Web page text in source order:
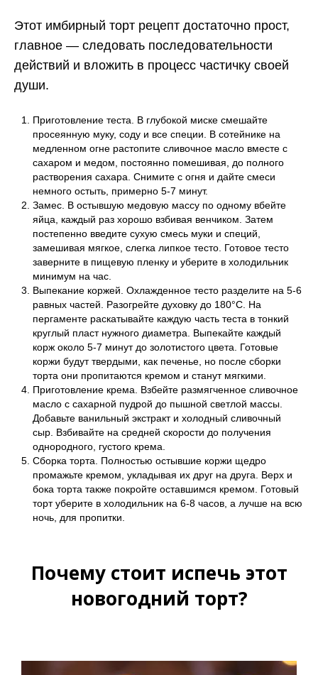
Этот имбирный торт рецепт достаточно прост,
главное — следовать последовательности
действий и вложить в процесс частичку своей
души.
Приготовление теста. В глубокой миске смешайте
просеянную муку, соду и все специи. В сотейнике на
медленном огне растопите сливочное масло вместе с
сахаром и медом, постоянно помешивая, до полного
растворения сахара. Снимите с огня и дайте смеси
немного остыть, примерно 5-7 минут.
Замес. В остывшую медовую массу по одному вбейте
яйца, каждый раз хорошо взбивая венчиком. Затем
постепенно введите сухую смесь муки и специй,
замешивая мягкое, слегка липкое тесто. Готовое тесто
заверните в пищевую пленку и уберите в холодильник
минимум на час.
Выпекание коржей. Охлажденное тесто разделите на 5-6
равных частей. Разогрейте духовку до 180°C. На
пергаменте раскатывайте каждую часть теста в тонкий
круглый пласт нужного диаметра. Выпекайте каждый
корж около 5-7 минут до золотистого цвета. Готовые
коржи будут твердыми, как печенье, но после сборки
торта они пропитаются кремом и станут мягкими.
Приготовление крема. Взбейте размягченное сливочное
масло с сахарной пудрой до пышной светлой массы.
Добавьте ванильный экстракт и холодный сливочный
сыр. Взбивайте на средней скорости до получения
однородного, густого крема.
Сборка торта. Полностью остывшие коржи щедро
промажьте кремом, укладывая их друг на друга. Верх и
бока торта также покройте оставшимся кремом. Готовый
торт уберите в холодильник на 6-8 часов, а лучше на всю
ночь, для пропитки.
Почему стоит испечь этот
новогодний торт?